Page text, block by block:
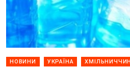
НОВИНИ УКРАЇНА